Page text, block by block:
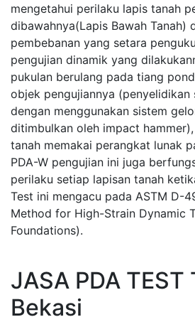
mengetahui perilaku lapis tanah
dibawahnya(Lapis Bawah Tanah)
pembebanan yang setara
pengujian dinamik yang
pukulan berulang pada tiang
objek pengujiannya (penyelidikan
dengan menggunakan sistem
ditimbulkan oleh impact
tanah memakai perangkat lunak
PDA-W pengujian ini juga
perilaku setiap lapisan tanah
Test ini mengacu pada ASTM D-
Method for High-Strain Dynamic
Foundations).
JASA PDA TEST
Bekasi